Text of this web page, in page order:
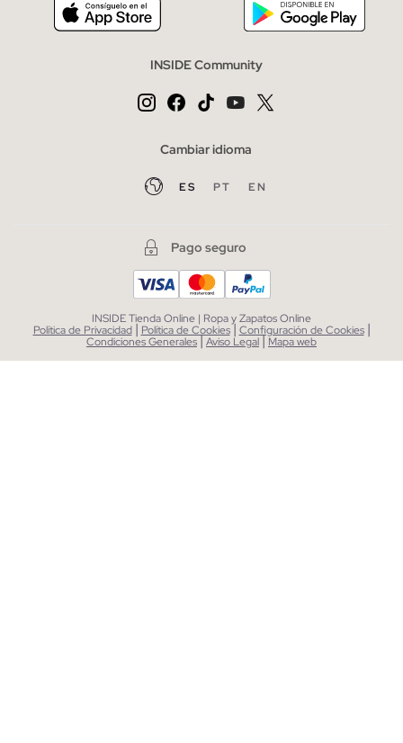
INSIDE Community
Cambiar idioma
ES PT EN
Pago seguro
INSIDE Tienda Online | Ropa y Zapatos Online
Política de Privacidad | Política de Cookies| Configuración de Cookies |
Condiciones Generales|Aviso Legal| Mapa web